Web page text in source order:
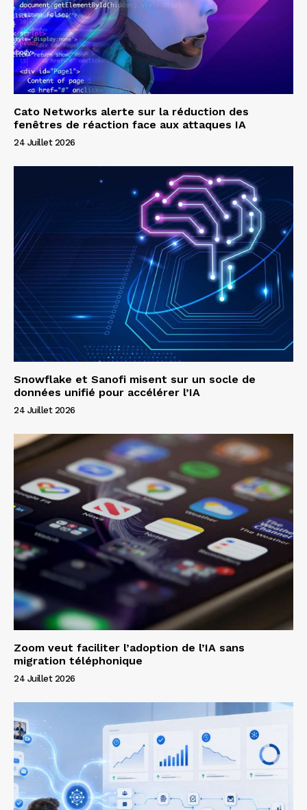
Cato Networks alerte sur la réduction des
fenêtres de réaction face aux attaques IA
24 Juillet 2026
Snowflake et Sanofi misent sur un socle de
données unifié pour accélérer l’IA
24 Juillet 2026
Zoom veut faciliter l’adoption de l’IA sans
migration téléphonique
24 Juillet 2026